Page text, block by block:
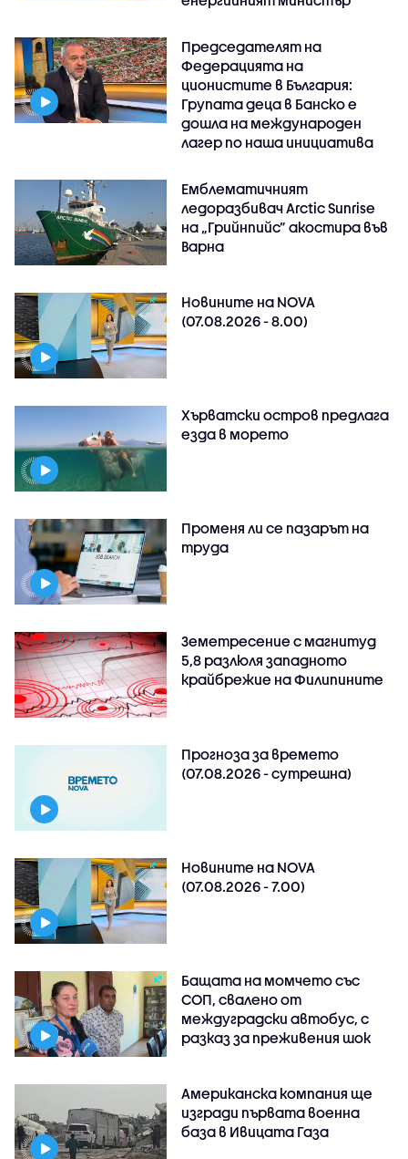
Председателят на
Федерацията на
ционистите в България:
Групата деца в Банско е
дошла на международен
лагер по наша инициатива
Емблематичният
ледоразбивач Arctic Sunrise
на „Грийнпийс” акостира във
Варна
Новините на NOVA
(07.08.2026 - 8.00)
Хърватски остров предлага
езда в морето
Променя ли се пазарът на
труда
Земетресение с магнитуд
5,8 разлюля западното
крайбрежие на Филипините
Прогноза за времето
(07.08.2026 - сутрешна)
Новините на NOVA
(07.08.2026 - 7.00)
Бащата на момчето със
СОП, свалено от
междуградски автобус, с
разказ за преживения шок
Американска компания ще
изгради първата военна
база в Ивицата Газа